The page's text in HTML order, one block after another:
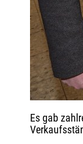
Es gab